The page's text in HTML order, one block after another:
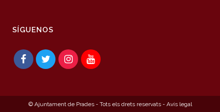
SÍGUENOS
© Ajuntament de Prades - Tots els drets reservats - Avís legal